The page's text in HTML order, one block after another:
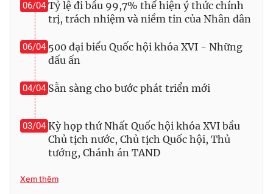
thông tin từ website này.
06/04 Tỷ lệ đi bầu 99,7% thể hiện ý thức chính
trị, trách nhiệm và niềm tin của Nhân dân
06/04 500 đại biểu Quốc hội khóa XVI - Những
dấu ấn
04/04 Sẵn sàng cho bước phát triển mới
03/04 Kỳ họp thứ Nhất Quốc hội khóa XVI bầu
Chủ tịch nước, Chủ tịch Quốc hội, Thủ
tướng, Chánh án TAND
Xem thêm